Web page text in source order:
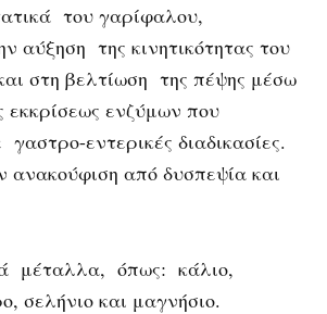
του γαρίφαλου,
αύξηση της κινητικότητας του
στη βελτίωση της πέψης μέσω
εκκρίσεως ενζύμων που
εντερικές διαδικασίες.
ανακούφιση από δυσπεψία και
μέταλλα, όπως: κάλιο,
σελήνιο και μαγνήσιο.